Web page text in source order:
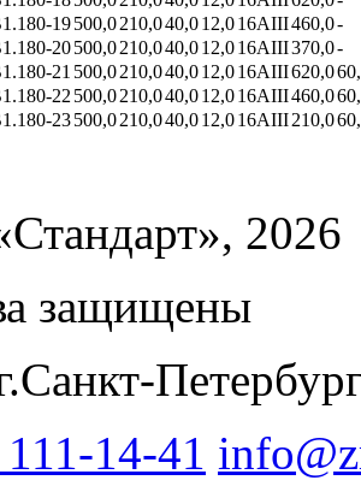
19500,0210,040,012,016AIII460,0-
20500,0210,040,012,016AIII370,0-
21 500,0210,040,012,016AIII620,0
22 500,0210,040,012,016AIII460,0
23500,0210,040,012,016AIII210,0
2026
защищены
14-41